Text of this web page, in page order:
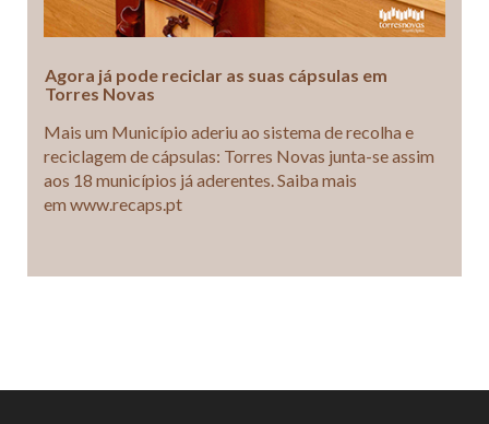
Agora já pode reciclar as suas cápsulas em
Torres Novas
Mais um Município aderiu ao sistema de recolha e
reciclagem de cápsulas: Torres Novas junta-se assim
aos 18 municípios já aderentes. Saiba mais
em www.recaps.pt